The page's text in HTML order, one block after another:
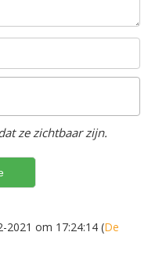
ze zichtbaar zijn.
2021 om 17:24:14 (De